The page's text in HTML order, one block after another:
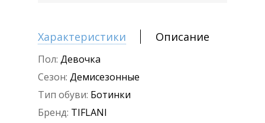
Характеристики Описание
Пол: Девочка
Сезон: Демисезонные
Тип обуви: Ботинки
Бренд: TIFLANI